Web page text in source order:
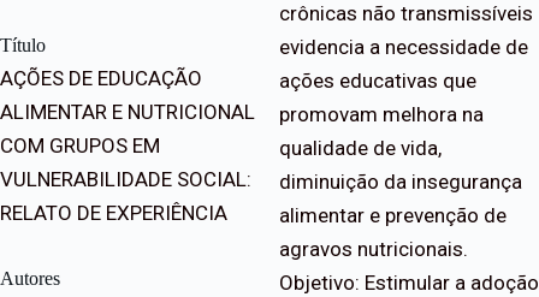
Título
AÇÕES DE EDUCAÇÃO
ALIMENTAR E NUTRICIONAL
COM GRUPOS EM
VULNERABILIDADE SOCIAL:
RELATO DE EXPERIÊNCIA
Autores
crônicas não transmissíveis
evidencia a necessidade de
ações educativas que
promovam melhora na
qualidade de vida,
diminuição da insegurança
alimentar e prevenção de
agravos nutricionais.
Objetivo: Estimular a adoção